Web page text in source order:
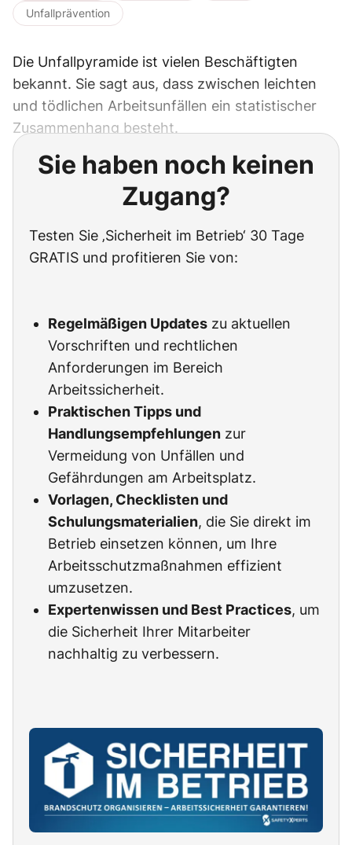
Unfallprävention
Die Unfallpyramide ist vielen Beschäftigten
bekannt. Sie sagt aus, dass zwischen leichten
und tödlichen Arbeitsunfällen ein statistischer
Zusammenhang besteht.
Sie haben noch keinen
Zugang?
Testen Sie ‚Sicherheit im Betrieb‘ 30 Tage
GRATIS und profitieren Sie von:
Regelmäßigen Updates zu aktuellen
Vorschriften und rechtlichen
Anforderungen im Bereich
Arbeitssicherheit.
Praktischen Tipps und
Handlungsempfehlungen zur
Vermeidung von Unfällen und
Gefährdungen am Arbeitsplatz.
Vorlagen, Checklisten und
Schulungsmaterialien, die Sie direkt im
Betrieb einsetzen können, um Ihre
Arbeitsschutzmaßnahmen effizient
umzusetzen.
Expertenwissen und Best Practices, um
die Sicherheit Ihrer Mitarbeiter
nachhaltig zu verbessern.